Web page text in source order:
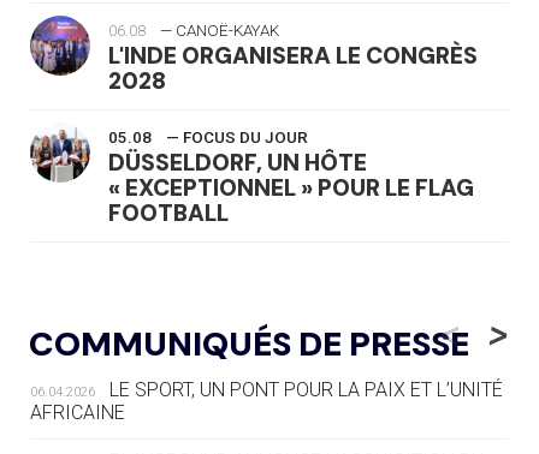
06.08 — CANOË-KAYAK
L'INDE ORGANISERA LE CONGRÈS
2028
05.08 — FOCUS DU JOUR
DÜSSELDORF, UN HÔTE
« EXCEPTIONNEL » POUR LE FLAG
FOOTBALL
LE RÊVE DE VOIR LA LUGE ALPINE
AUX JO « N'EST PAS FINI »
05.08 — TIR À L'ARC
DES MONDIAUX À BRISBANE SUR LA
COMMUNIQUÉS DE PRESSE
<
06.04.2026
LE SPORT, UN PONT POUR LA PAIX ET L’UNITÉ
AFRICAINE
>